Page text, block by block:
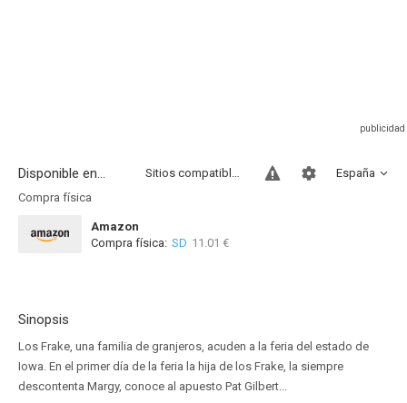
Disponible en... España
Sitios compatibles
Compra física
Amazon
Compra física: SD 11.01 €
Sinopsis
Los Frake, una familia de granjeros, acuden a la feria del estado de
Iowa. En el primer día de la feria la hija de los Frake, la siempre
descontenta Margy, conoce al apuesto Pat Gilbert...